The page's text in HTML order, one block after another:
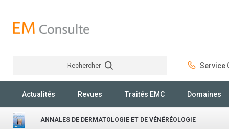
Rechercher Service
Actualités Revues Traités EMC Domaines
ANNALES DE DERMATOLOGIE ET DE VÉNÉRÉOLOGIE